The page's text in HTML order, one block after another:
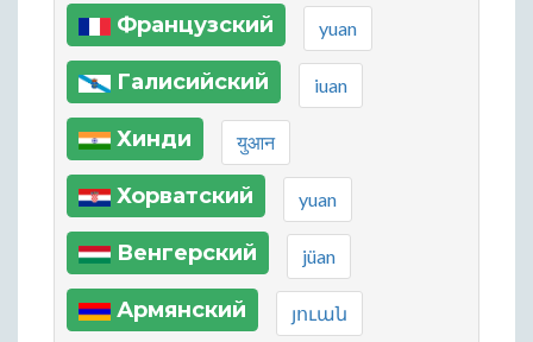
Французский yuan
Галисийский iuan
Хинди युआन
Хорватский yuan
Венгерский jüan
Армянский յուան